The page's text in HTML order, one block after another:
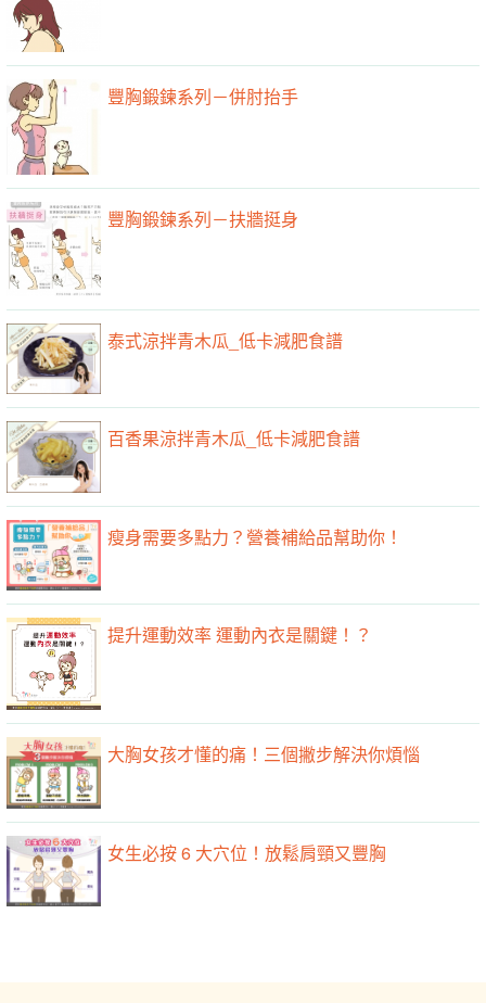
豐胸鍛鍊系列－併肘抬手
豐胸鍛鍊系列－扶牆挺身
泰式涼拌青木瓜_低卡減肥食譜
百香果涼拌青木瓜_低卡減肥食譜
瘦身需要多點力？營養補給品幫助你！
提升運動效率 運動內衣是關鍵！？
大胸女孩才懂的痛！三個撇步解決你煩惱
女生必按 6 大穴位！放鬆肩頸又豐胸